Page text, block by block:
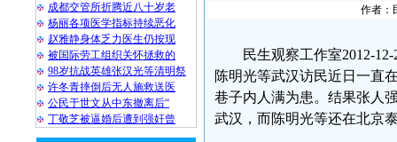
成都交管所折腾近八十岁老
杨丽各项医学指标持续恶化
赵雅静身体乏力医生仍按现
被国际劳工组织关怀拯救的
98岁抗战英雄张汉光等清明祭
许冬青摔倒后无人施救送医
公民于世文从中东撤离后“
丁敬芝被逼婚后遭到强奸曾
作者：
民生观察工作室2012-
陈明光等武汉访民近日一直
巷子内人满为患。结果张人
武汉，而陈明光等还在北京